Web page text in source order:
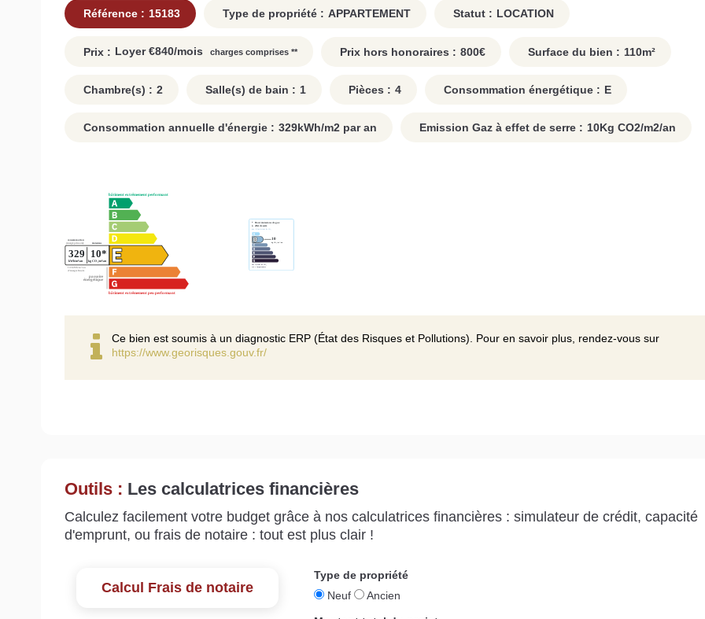
Référence : 15183 Type de propriété : APPARTEMENT Statut : LOCATION
Prix : Loyer €840/mois charges comprises ** Prix hors honoraires : 800€ Surface du bien : 110m²
Chambre(s) : 2 Salle(s) de bain : 1 Pièces : 4 Consommation énergétique : E
Consommation annuelle d'énergie : 329kWh/m2 par an Emission Gaz à effet de serre : 10Kg CO2/m2/an
Ce bien est soumis à un diagnostic ERP (État des Risques et Pollutions). Pour en savoir plus, rendez-vous sur
https://www.georisques.gouv.fr/
Outils : Les calculatrices financières
Calculez facilement votre budget grâce à nos calculatrices financières : simulateur de crédit, capacité
d'emprunt, ou frais de notaire : tout est plus clair !
Calcul Frais de notaire